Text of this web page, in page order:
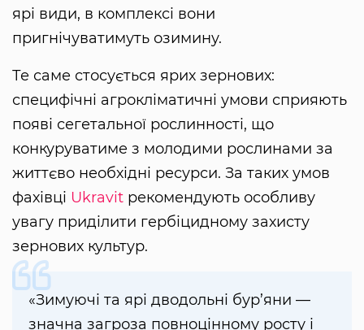
ярі види, в комплексі вони
пригнічуватимуть озимину.
Те саме стосується ярих зернових:
специфічні агрокліматичні умови сприяють
появі сегетальної рослинності, що
конкуруватиме з молодими рослинами за
життєво необхідні ресурси. За таких умов
фахівці Ukravit рекомендують особливу
увагу приділити гербіцидному захисту
зернових культур.
«Зимуючі та ярі дводольні бур’яни —
значна загроза повноцінному росту і